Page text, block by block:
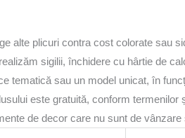
alte plicuri contra cost colorate sau
sigilii, închidere cu hârtie de
tematică sau un model unicat, în
este gratuită, conform termenilor
de decor care nu sunt de